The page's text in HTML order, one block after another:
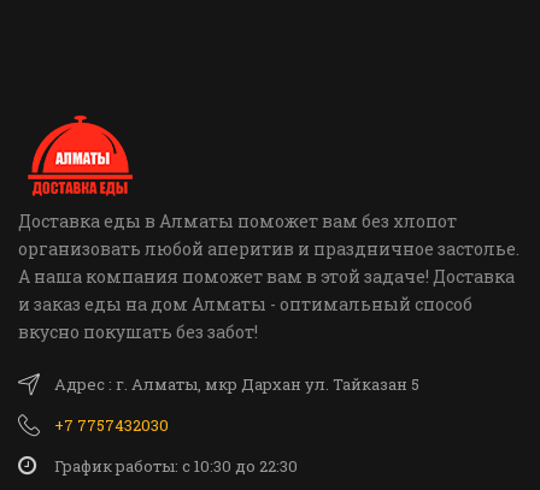
Доставка еды в Алматы поможет вам без хлопот
организовать любой аперитив и праздничное застолье.
А наша компания поможет вам в этой задаче! Доставка
и заказ еды на дом Алматы - оптимальный способ
вкусно покушать без забот!
Адрес : г. Алматы, мкр Дархан ул. Тайказан 5
+7 7757432030
График работы: c 10:30 до 22:30